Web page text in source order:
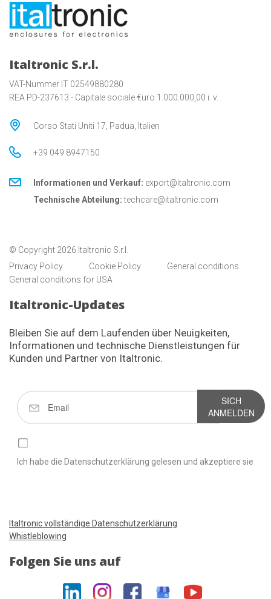
Italtronic S.r.l.
VAT-Nummer IT 02549880280
REA PD-237613 - Capitale sociale €uro 1.000.000,00 i. v.
Corso Stati Uniti 17, Padua, Italien
+39 049 8947150
Informationen und Verkauf: export@italtronic.com
Technische Abteilung: techcare@italtronic.com
© Copyright 2026 Italtronic S.r.l.
Privacy Policy
Cookie Policy
General conditions
General conditions for USA
Italtronic-Updates
Bleiben Sie auf dem Laufenden über Neuigkeiten,
Informationen und technische Dienstleistungen für
Kunden und Partner von Italtronic.
SICH
ANMELDEN
Ich habe die Datenschutzerklärung gelesen und akzeptiere sie
Italtronic vollständige Datenschutzerklärung
Whistleblowing
Folgen Sie uns auf